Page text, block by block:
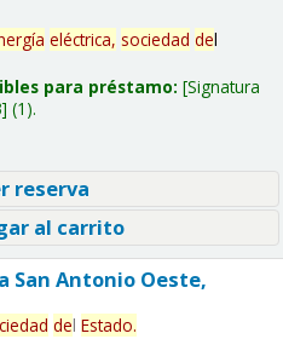
eléctrica, sociedad del
para préstamo: Signatura
(1).
reserva
al carrito
San Antonio Oeste,
del Estado.